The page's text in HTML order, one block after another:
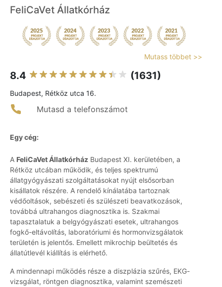
FeliCaVet Állatkórház
Mutass többet >>
8.4 (1631)
Budapest, Rétköz utca 16.
Mutasd a telefonszámot
Egy cég:
A FeliCaVet Állatkórház Budapest XI. kerületében, a
Rétköz utcában működik, és teljes spektrumú
állatgyógyászati szolgáltatásokat nyújt elsősorban
kisállatok részére. A rendelő kínálatába tartoznak
védőoltások, sebészeti és szülészeti beavatkozások,
továbbá ultrahangos diagnosztika is. Szakmai
tapasztalatuk a belgyógyászati esetek, ultrahangos
fogkő-eltávolítás, laboratóriumi és hormonvizsgálatok
területén is jelentős. Emellett mikrochip beültetés és
állatútlevél kiállítás is elérhető.
A mindennapi működés része a diszplázia szűrés, EKG-
vizsgálat, röntgen diagnosztika, valamint szemészeti